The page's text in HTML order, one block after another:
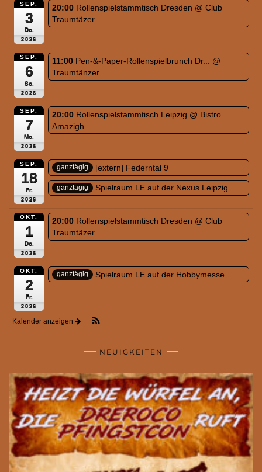
SEP.
3
Do.
2026
20:00 Rollenspielstammtisch Dresden @ Club
Traumtäzer
SEP.
6
So.
2026
11:00 Pen-&-Paper-Rollenspielbrunch Dr... @
Traumtänzer
SEP.
7
Mo.
2026
20:00 Rollenspielstammtisch Leipzig @ Bistro
Amazigh
SEP.
18
Fr.
2026
ganztägig [extern] Federntal 9
ganztägig Spielraum LE auf der Nexus Leipzig
OKT.
1
Do.
2026
20:00 Rollenspielstammtisch Dresden @ Club
Traumtäzer
OKT.
2
Fr.
2026
ganztägig Spielraum LE auf der Hobbymesse ...
Kalender anzeigen
NEUIGKEITEN